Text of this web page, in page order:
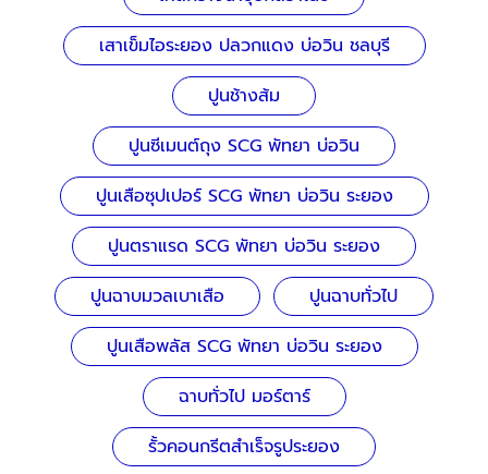
เสาเข็มไอระยอง ปลวกแดง บ่อวิน ชลบุรี
ปูนช้างส้ม
ปูนซีเมนต์ถุง SCG พัทยา บ่อวิน
ปูนเสือซุปเปอร์ SCG พัทยา บ่อวิน ระยอง
ปูนตราแรด SCG พัทยา บ่อวิน ระยอง
ปูนฉาบมวลเบาเสือ
ปูนฉาบทั่วไป
ปูนเสือพลัส SCG พัทยา บ่อวิน ระยอง
ฉาบทั่วไป มอร์ตาร์
รั้วคอนกรีตสำเร็จรูประยอง